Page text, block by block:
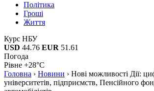
Політика
Гроші
Життя
Курс НБУ
USD 44.76 EUR 51.61
Погода
Рівне +28°C
Головна › Новини › Нові можливості Дії:
університетів, підприємств, Пенсійного